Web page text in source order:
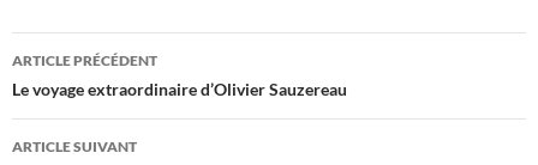
Navigation
des
articles
ARTICLE PRÉCÉDENT
Le voyage extraordinaire d’Olivier Sauzereau
ARTICLE SUIVANT